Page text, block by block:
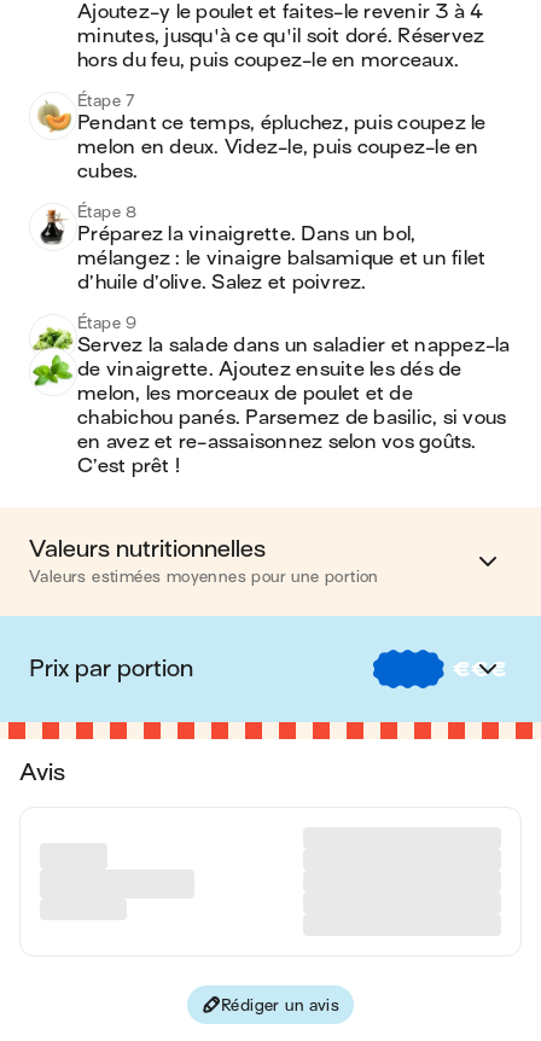
Ajoutez-y le poulet et faites-le revenir 3 à 4
minutes, jusqu'à ce qu'il soit doré. Réservez
hors du feu, puis coupez-le en morceaux.
Étape 7
Pendant ce temps, épluchez, puis coupez le
melon en deux. Videz-le, puis coupez-le en
cubes.
Étape 8
Préparez la vinaigrette. Dans un bol,
mélangez : le vinaigre balsamique et un filet
d’huile d’olive. Salez et poivrez.
Étape 9
Servez la salade dans un saladier et nappez-la
de vinaigrette. Ajoutez ensuite les dés de
melon, les morceaux de poulet et de
chabichou panés. Parsemez de basilic, si vous
en avez et re-assaisonnez selon vos goûts.
C’est prêt !
Valeurs nutritionnelles
Valeurs estimées moyennes pour une portion
Calories 708 kcal
Matières grasses 38 g
Glucides 29 g
veuillez consulter un professionnel de la santé.
en moyenne, une portion de la recette "Salade de poulet,
Prix par portion €€€
€ Nos recettes à -2 € par portion
Avis
Rédiger un avis